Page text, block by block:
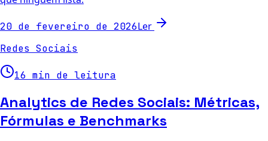
20 de fevereiro de 2026Ler
Redes Sociais
16 min de leitura
Analytics de Redes Sociais: Métricas,
Fórmulas e Benchmarks